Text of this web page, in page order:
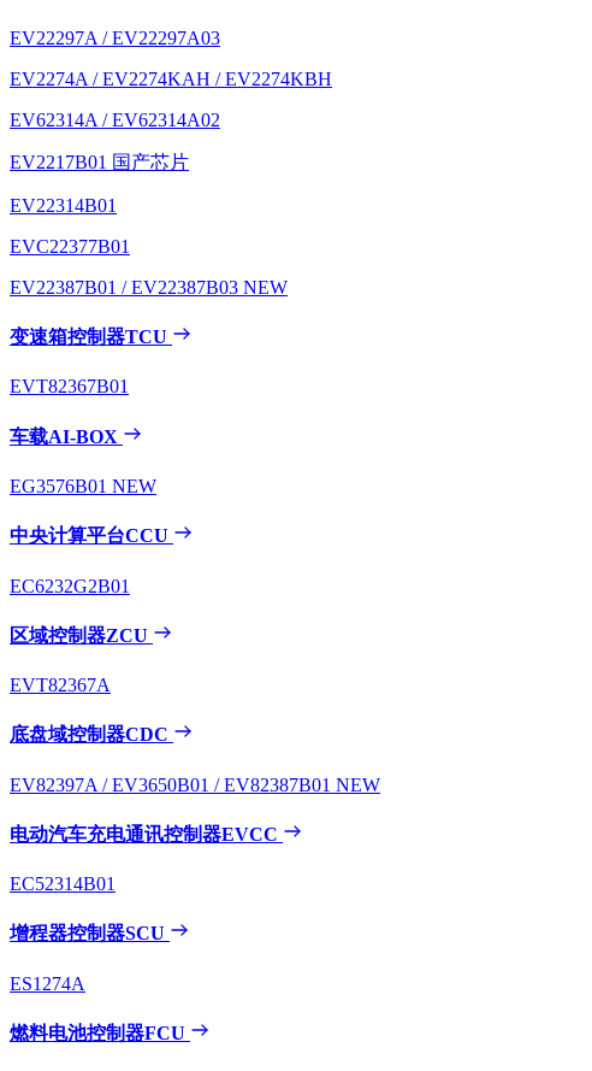
EV22297A / EV22297A03
EV2274A / EV2274KAH / EV2274KBH
EV62314A / EV62314A02
EV2217B01 国产芯片
EV22314B01
EVC22377B01
EV22387B01 / EV22387B03 NEW
变速箱控制器TCU
EVT82367B01
车载AI-BOX
EG3576B01 NEW
中央计算平台CCU
EC6232G2B01
区域控制器ZCU
EVT82367A
底盘域控制器CDC
EV82397A / EV3650B01 / EV82387B01 NEW
电动汽车充电通讯控制器EVCC
EC52314B01
增程器控制器SCU
ES1274A
燃料电池控制器FCU